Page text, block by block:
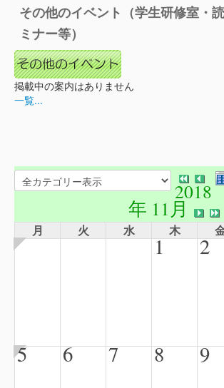
その他のイベント（学生研修室・
ミナー等）
掲載中の案内はありません
一覧...
2018
年 11月
月 火 水 木
1 2
5 6 7 8 9